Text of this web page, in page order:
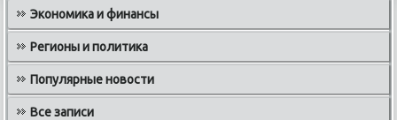
Экономика и финансы
Регионы и политика
Популярные новости
Все записи